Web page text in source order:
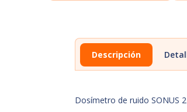
Descripción
Dosímetro de ruido SONUS